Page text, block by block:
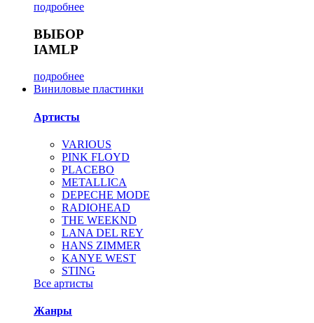
подробнее
ВЫБОР
IAMLP
подробнее
Виниловые пластинки
Артисты
VARIOUS
PINK FLOYD
PLACEBO
METALLICA
DEPECHE MODE
RADIOHEAD
THE WEEKND
LANA DEL REY
HANS ZIMMER
KANYE WEST
STING
Все артисты
Жанры